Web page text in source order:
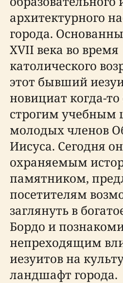
архитектурного
города.
XVII века во время
католического
этот бывший
новициат когда-
строгим учебным
молодых членов
Иисуса. Сегодня
охраняемым
памятником,
посетителям
заглянуть в
Бордо и
непреходящим
иезуитов на
ландшафт города.